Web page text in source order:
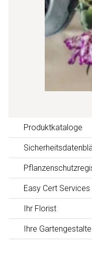
Produktkataloge
Easy Cert Services
Ihr Florist
Ihre